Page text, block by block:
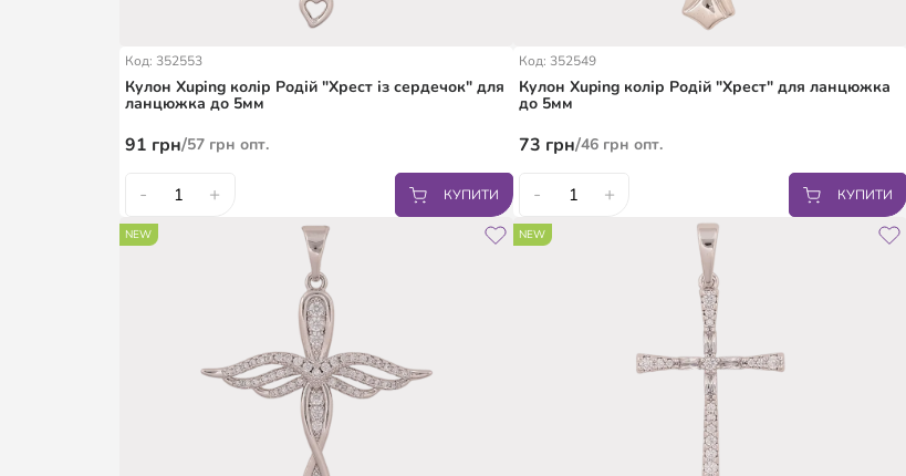
Код: 352553
Кулон Xuping колір Родій "Хрест із сердечок" для
ланцюжка до 5мм
91 грн/57грн опт.
- + КУПИТИ
Код: 352549
Кулон Xuping колір Родій "Хрест" для ланцюжка
до 5мм
73 грн/46грн опт.
- + КУПИТИ
NEW NEW